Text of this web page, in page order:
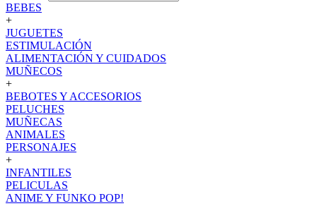
BEBES
+
JUGUETES
ESTIMULACIÓN
ALIMENTACIÓN Y CUIDADOS
MUÑECOS
+
BEBOTES Y ACCESORIOS
PELUCHES
MUÑECAS
ANIMALES
PERSONAJES
+
INFANTILES
PELICULAS
ANIME Y FUNKO POP!